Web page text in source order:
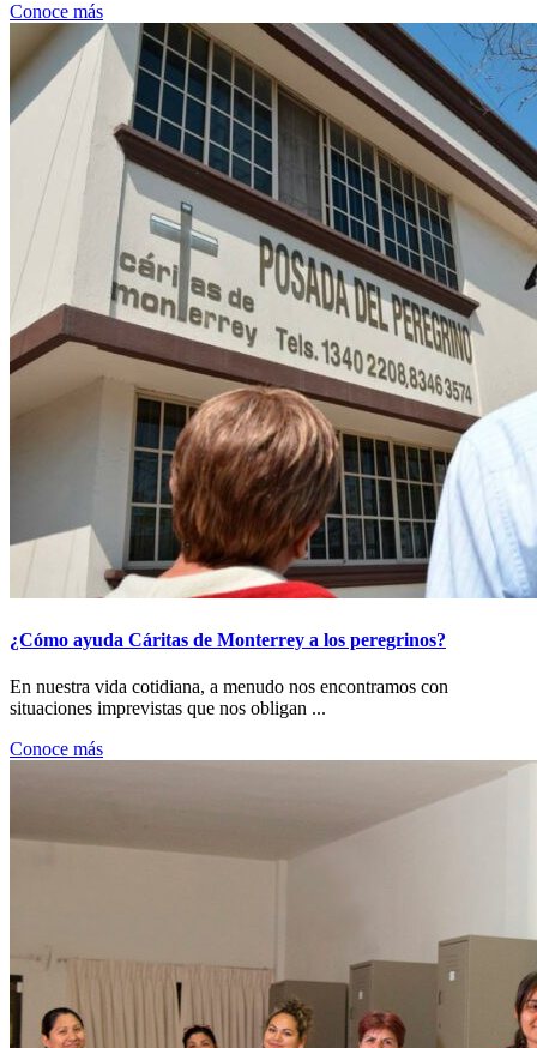
Conoce más
¿Cómo ayuda Cáritas de Monterrey a los peregrinos?
En nuestra vida cotidiana, a menudo nos encontramos con
situaciones imprevistas que nos obligan ...
Conoce más